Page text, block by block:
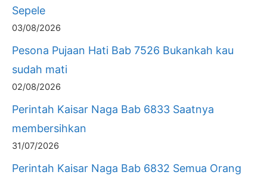
Sepele
03/08/2026
Pesona Pujaan Hati Bab 7526 Bukankah kau
sudah mati
02/08/2026
Perintah Kaisar Naga Bab 6833 Saatnya
membersihkan
31/07/2026
Perintah Kaisar Naga Bab 6832 Semua Orang